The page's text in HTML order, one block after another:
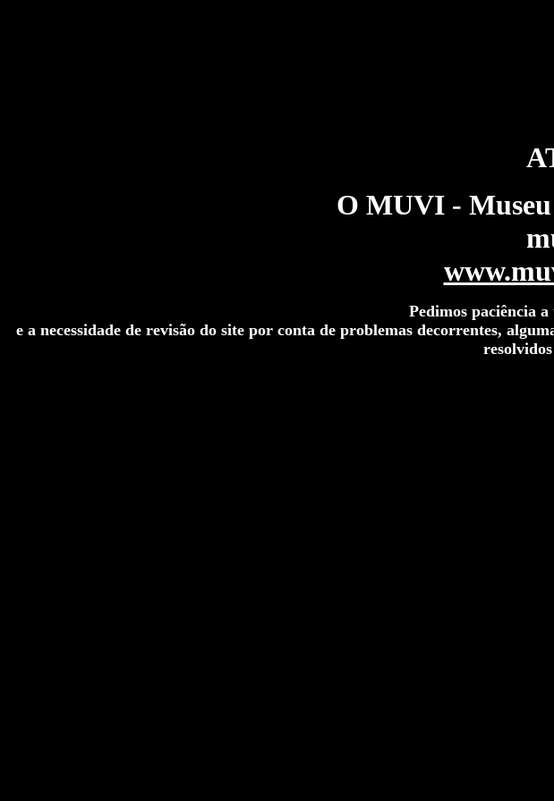
O MUVI -
Pedimos paciência
e a necessidade de revisão do site por conta de problemas decorrentes,